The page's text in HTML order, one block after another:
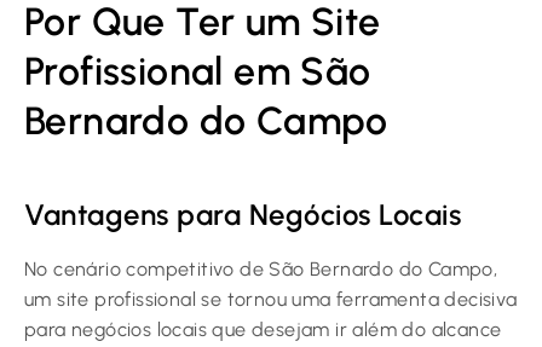
Por Que Ter um Site
Profissional em São
Bernardo do Campo
Vantagens para Negócios Locais
No cenário competitivo de São Bernardo do Campo,
um site profissional se tornou uma ferramenta decisiva
para negócios locais que desejam ir além do alcance